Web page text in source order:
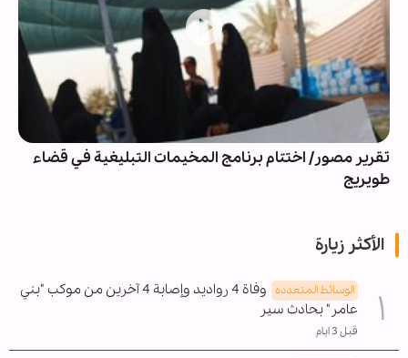
تقرير مصور/ اختتام برنامج المخيمات التبليغية في قضاء
طويريج
الأكثر زيارة
الوسائط المتعدده
وفاة 4 رواديد وإصابة 4 آخرين من موكب "بني
عامر" بحادث سير
قبل 3 ايام